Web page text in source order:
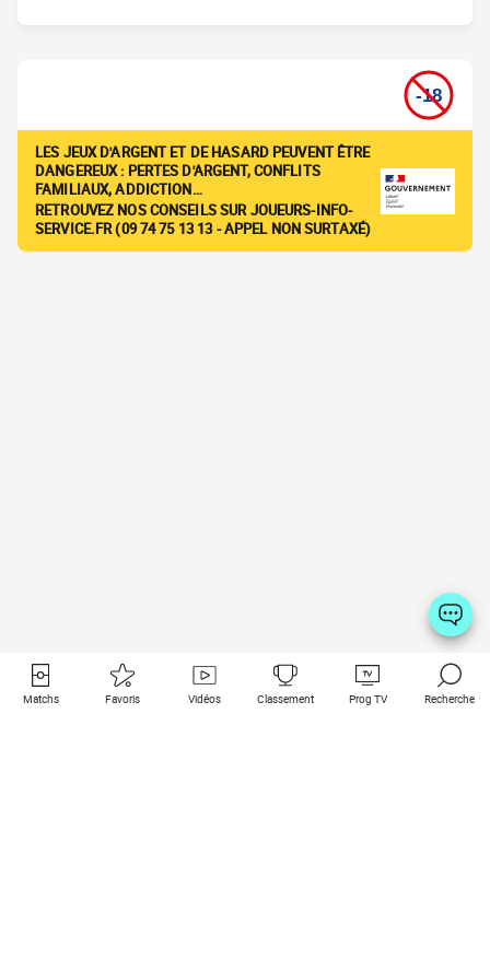
LES JEUX D'ARGENT ET DE HASARD PEUVENT ÊTRE
DANGEREUX : PERTES D'ARGENT, CONFLITS
FAMILIAUX, ADDICTION…
RETROUVEZ NOS CONSEILS SUR JOUEURS-INFO-
SERVICE.FR (09 74 75 13 13 - APPEL NON SURTAXÉ)
Matchs Favoris Vidéos Classement Prog TV Recherche